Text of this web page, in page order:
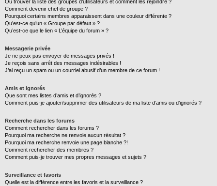
Où trouver la liste des groupes d’utilisateurs et comment les rejoindre ?
Comment devenir chef de groupe ?
Pourquoi certains membres apparaissent dans une couleur différente ?
Qu’est-ce qu’un « Groupe par défaut » ?
Qu’est-ce que le lien « L’équipe du forum » ?
Messagerie privée
Je ne peux pas envoyer de messages privés !
Je reçois sans arrêt des messages indésirables !
J’ai reçu un spam ou un courriel abusif d’un membre de ce forum !
Amis et ignorés
Que sont mes listes d’amis et d’ignorés ?
Comment puis-je ajouter/supprimer des utilisateurs de ma liste d’amis ou d’ignorés ?
Recherche dans les forums
Comment rechercher dans les forums ?
Pourquoi ma recherche ne renvoie aucun résultat ?
Pourquoi ma recherche renvoie une page blanche ?!
Comment rechercher des membres ?
Comment puis-je trouver mes propres messages et sujets ?
Surveillance et favoris
Quelle est la différence entre les favoris et la surveillance ?